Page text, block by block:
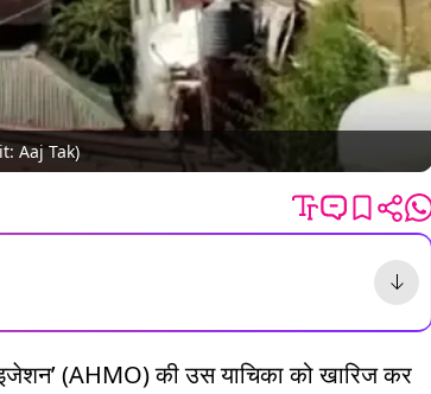
Aaj Tak)
(AHMO) की उस याचिका को खारिज कर